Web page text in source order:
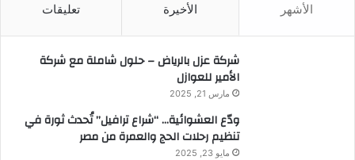
الأشهر الأخيرة تعليقات
شركة عزل بالرياض – حلول شاملة مع شركة
الأمير للعوازل
مارس 21, 2025
ودّع العشوائية… “شراع ترافيل” تُحدث ثورة في
تنظيم رحلات الحج والعمرة من مصر
مايو 23, 2025